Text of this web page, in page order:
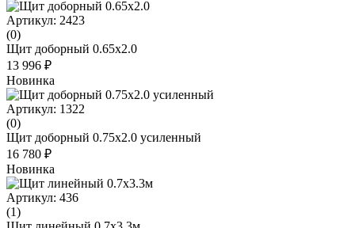
Артикул: 2423
(0)
Щит доборный 0.65x2.0
13 996 ₽
Новинка
Артикул: 1322
(0)
Щит доборный 0.75х2.0 усиленный
16 780 ₽
Новинка
Артикул: 436
(1)